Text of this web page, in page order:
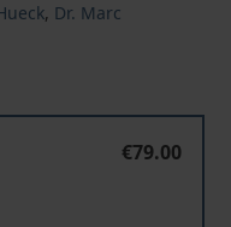
, Dr. Marc
€79.00